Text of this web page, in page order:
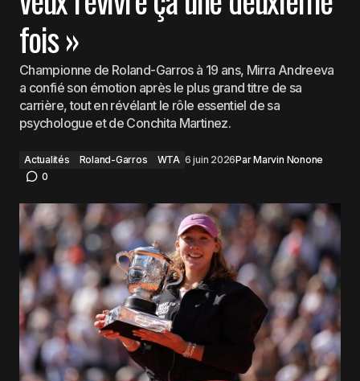
fois »
Championne de Roland-Garros à 19 ans, Mirra Andreeva
a confié son émotion après le plus grand titre de sa
carrière, tout en révélant le rôle essentiel de sa
psychologue et de Conchita Martinez.
Actualités Roland-Garros WTA 6 juin 2026ParMarvin Nonone
0